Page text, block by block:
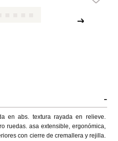
-
en abs. textura rayada en relieve.
ruedas. asa extensible, ergonómica,
con cierre de cremallera y rejilla.